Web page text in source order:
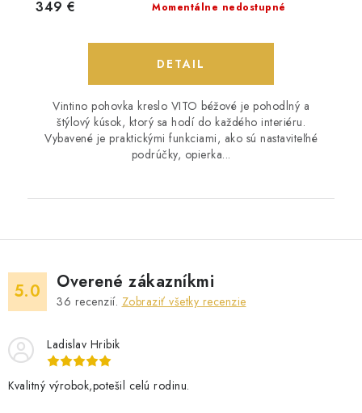
Momentálne nedostupné
349 €
DETAIL
Vintino pohovka kreslo VITO béžové je pohodlný a
štýlový kúsok, ktorý sa hodí do každého interiéru.
Vybavené je praktickými funkciami, ako sú nastaviteľné
podrúčky, opierka...
5.0 Overené zákazníkmi
36 recenzií. Zobraziť všetky recenzie
Ladislav Hribik
Kvalitný výrobok,potešil celú rodinu.